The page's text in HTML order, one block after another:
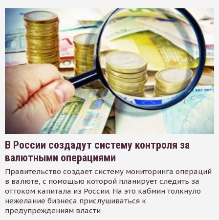
В России создадут систему контроля за
валютными операциями
Правительство создает систему мониторинга операций
в валюте, с помощью которой планирует следить за
оттоком капитала из России. На это кабмин толкнуло
нежелание бизнеса прислушиваться к
предупреждениям власти